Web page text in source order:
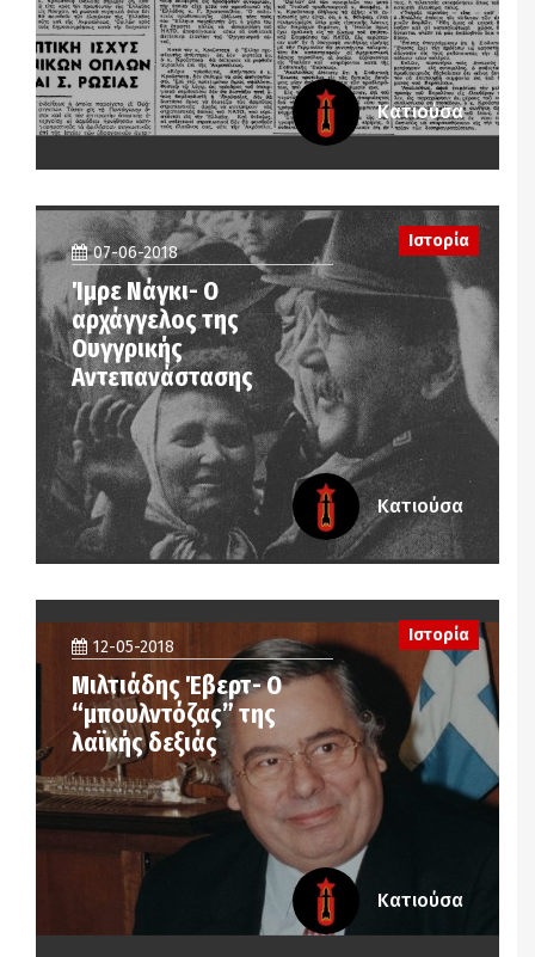
Κατιούσα
07-06-2018
Ίμρε Νάγκι- Ο
αρχάγγελος της
Ουγγρικής
Αντεπανάστασης
Ιστορία
Κατιούσα
12-05-2018
Μιλτιάδης Έβερτ- Ο
“μπουλντόζας” της
λαϊκής δεξιάς
Ιστορία
Κατιούσα